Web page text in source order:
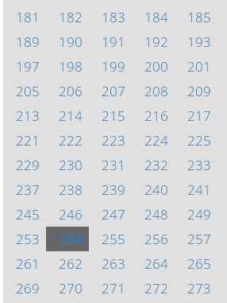
181
182 183 184 185
189
190 191 192 193
197
198 199 200 201
205
206 207 208 209
213
214 215 216 217
221
222 223 224 225
229
230 231 232 233
237
238 239 240 241
245
246 247 248 249
253
254 255 256 257
261
262 263 264 265
269
270 271 272 273